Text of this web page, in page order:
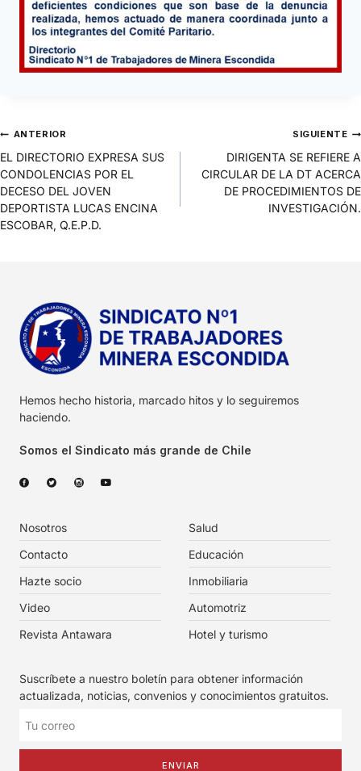
ANTERIOR
EL DIRECTORIO EXPRESA SUS
CONDOLENCIAS POR EL
DECESO DEL JOVEN
DEPORTISTA LUCAS ENCINA
ESCOBAR, Q.E.P.D.
SIGUIENTE
DIRIGENTA SE REFIERE A
CIRCULAR DE LA DT ACERCA
DE PROCEDIMIENTOS DE
INVESTIGACIÓN.
Hemos hecho historia, marcado hitos y lo seguiremos
haciendo.
Somos el Sindicato más grande de Chile
Nosotros
Contacto
Hazte socio
Video
Revista Antawara
Salud
Educación
Inmobiliaria
Automotriz
Hotel y turismo
Suscríbete a nuestro boletín para obtener información
actualizada, noticias, convenios y conocimientos gratuitos.
ENVIAR